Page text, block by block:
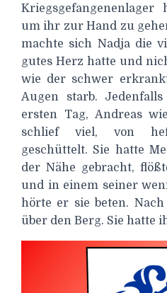
Kriegsgefangenenlager
um ihr zur Hand zu
machte sich Nadja die
gutes Herz hatte und
wie der schwer
Augen starb.
ersten Tag, Andreas
schlief viel, von
geschüttelt. Sie hatte
der Nähe gebracht,
und in einem seiner
hörte er sie beten.
über den Berg. Sie hatte